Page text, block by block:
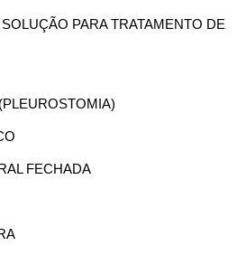
PARA TRATAMENTO DE
FECHADA